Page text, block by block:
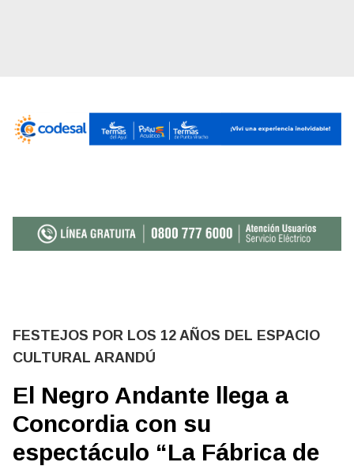
FESTEJOS POR LOS 12 AÑOS DEL ESPACIO
CULTURAL ARANDÚ
El Negro Andante llega a
Concordia con su
espectáculo “La Fábrica de